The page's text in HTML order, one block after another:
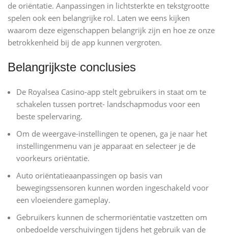
de oriëntatie. Aanpassingen in lichtsterkte en tekstgrootte
spelen ook een belangrijke rol. Laten we eens kijken
waarom deze eigenschappen belangrijk zijn en hoe ze onze
betrokkenheid bij de app kunnen vergroten.
Belangrijkste conclusies
De Royalsea Casino-app stelt gebruikers in staat om te
schakelen tussen portret- landschapmodus voor een
beste spelervaring.
Om de weergave-instellingen te openen, ga je naar het
instellingenmenu van je apparaat en selecteer je de
voorkeurs oriëntatie.
Auto oriëntatieaanpassingen op basis van
bewegingssensoren kunnen worden ingeschakeld voor
een vloeiendere gameplay.
Gebruikers kunnen de schermoriëntatie vastzetten om
onbedoelde verschuivingen tijdens het gebruik van de